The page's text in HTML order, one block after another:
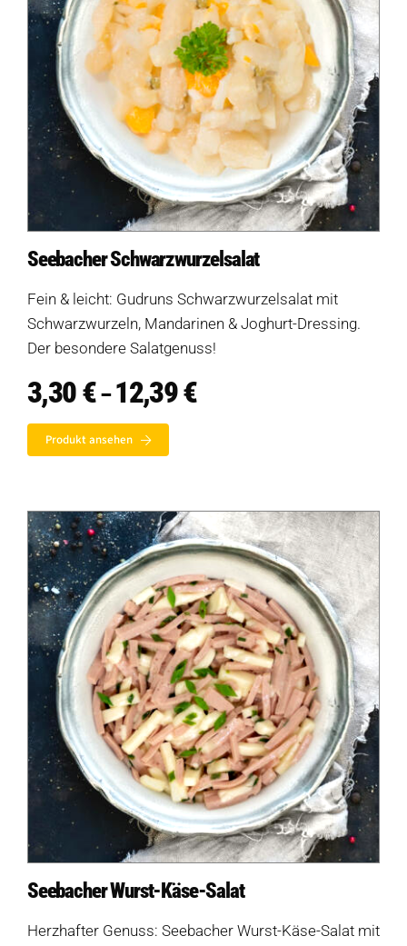
Seebacher Schwarzwurzelsalat
Fein & leicht: Gudruns Schwarzwurzelsalat mit
Schwarzwurzeln, Mandarinen & Joghurt-Dressing.
Der besondere Salatgenuss!
3,30€ –12,39€Preisspanne:
3,30 €
Produkt ansehen
Seebacher Wurst-Käse-Salat
Herzhafter Genuss: Seebacher Wurst-Käse-Salat mit